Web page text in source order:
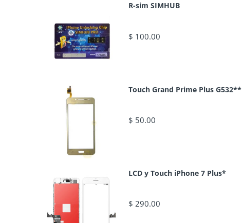
R-sim SIMHUB
$ 100.00
Touch Grand Prime Plus G532**
$ 50.00
LCD y Touch iPhone 7 Plus*
$ 290.00